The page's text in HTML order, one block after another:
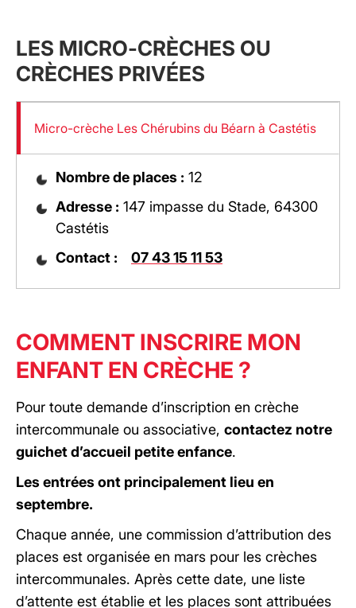
LES MICRO-CRÈCHES OU
CRÈCHES PRIVÉES
Micro-crèche Les Chérubins du Béarn à Castétis
Nombre de places : 12
Adresse : 147 impasse du Stade, 64300
Castétis
Contact :
07 43 15 11 53
COMMENT INSCRIRE MON
ENFANT EN CRÈCHE ?
Pour toute demande d’inscription en crèche
intercommunale ou associative, contactez notre
guichet d’accueil petite enfance.
Les entrées ont principalement lieu en
septembre.
Chaque année, une commission d’attribution des
places est organisée en mars pour les crèches
intercommunales. Après cette date, une liste
d’attente est établie et les places sont attribuées